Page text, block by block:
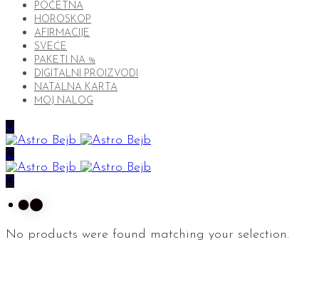
POČETNA
HOROSKOP
AFIRMACIJE
SVEĆE
PAKETI NA %
DIGITALNI PROIZVODI
NATALNA KARTA
MOJ NALOG
0
0
0
No products were found matching your selection.